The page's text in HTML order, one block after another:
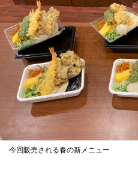
今回販売される春の新メニュー